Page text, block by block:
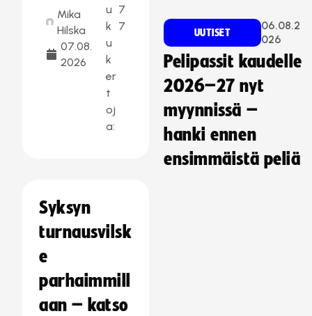
Mika
Hilska
07.08.
2026
u
k
u
k
er
t
oj
a:
7
7
Syksyn
turnausvilsk
e
parhaimmill
aan – katso
UUTISET
06.08.2
026
Pelipassit kaudelle
2026–27 nyt
myynnissä –
hanki ennen
ensimmäistä peliä